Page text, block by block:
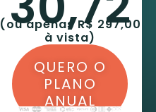
(ou apenas R$ 297,00
à vista)
QUERO O
PLANO
ANUAL